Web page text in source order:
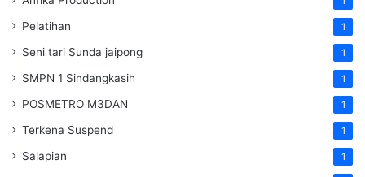
Pelatihan 1
Seni tari Sunda jaipong 1
SMPN 1 Sindangkasih 1
POSMETRO M3DAN 1
Terkena Suspend 1
Salapian 1